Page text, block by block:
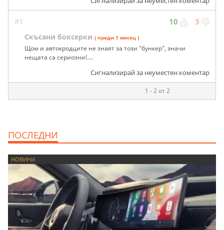
#1 10 3
Скъсани боксерки ( преди 1 месец )
Щом и автокродците не знаят за този "бункер", значи
нещата са сериозни!....
Сигнализирай за неуместен коментар
1 - 2 от 2
ПОСЛЕДНИ
НОВИНИ